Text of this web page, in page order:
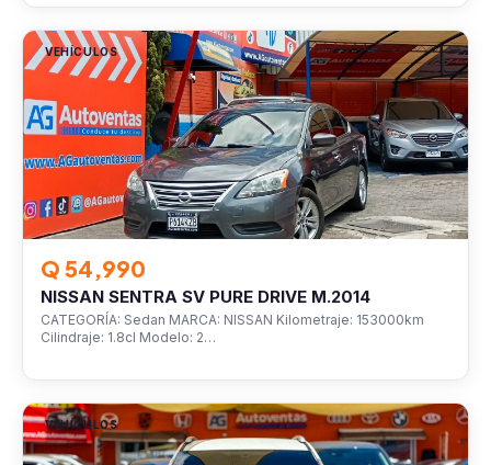
VEHÍCULOS
Q 54,990
NISSAN SENTRA SV PURE DRIVE M.2014
CATEGORÍA: Sedan MARCA: NISSAN Kilometraje: 153000km
Cilindraje: 1.8cl Modelo: 2…
VEHÍCULOS